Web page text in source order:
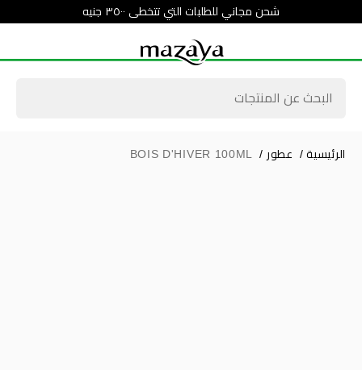
شحن مجاني للطلبات التي تتخطى ٣٥٠٠ جنيه
الرئيسية / عطور /
BOIS D'HIVER 100ML